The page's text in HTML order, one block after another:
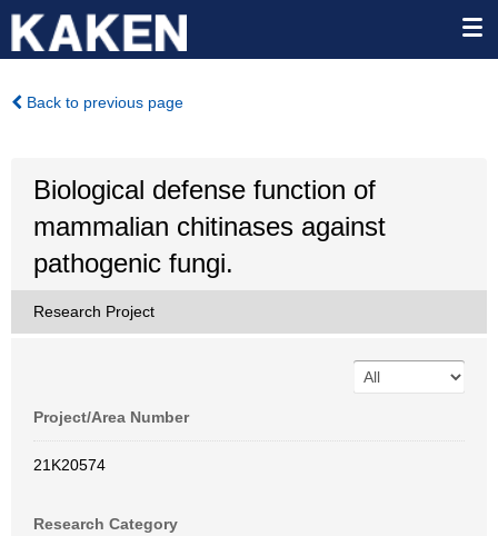
Back to previous page
Biological defense function of
mammalian chitinases against
pathogenic fungi.
Research Project
Project/Area Number
21K20574
Research Category